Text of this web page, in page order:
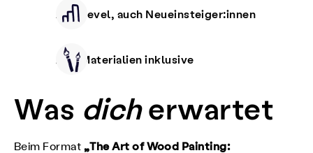
Alle Level, auch Neueinsteiger:innen
Alle Materialien inklusive
Was dicherwartet
Beim Format „The Art of Wood Painting: